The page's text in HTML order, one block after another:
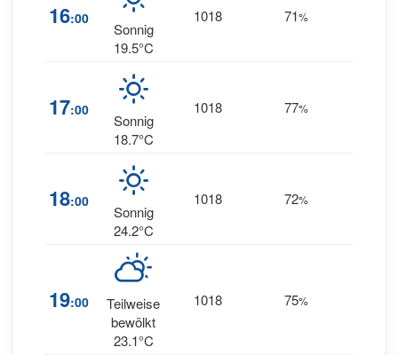
16:00
Sonnig
19.5°C
1018 71%
17:00
Sonnig
18.7°C
1018 77%
18:00
Sonnig
24.2°C
1018 72%
19:00
Teilweise
bewölkt
23.1°C
1018 75%